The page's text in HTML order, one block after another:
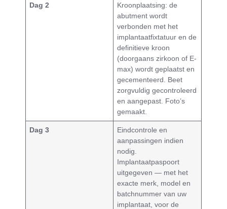
Dag 2
Kroonplaatsing: de
abutment wordt
verbonden met het
implantaatfixtatuur en de
definitieve kroon
(doorgaans zirkoon of E-
max) wordt geplaatst en
gecementeerd. Beet
zorgvuldig gecontroleerd
en aangepast. Foto’s
gemaakt.
Dag 3
Eindcontrole en
aanpassingen indien
nodig.
Implantaatpaspoort
uitgegeven — met het
exacte merk, model en
batchnummer van uw
implantaat, voor de